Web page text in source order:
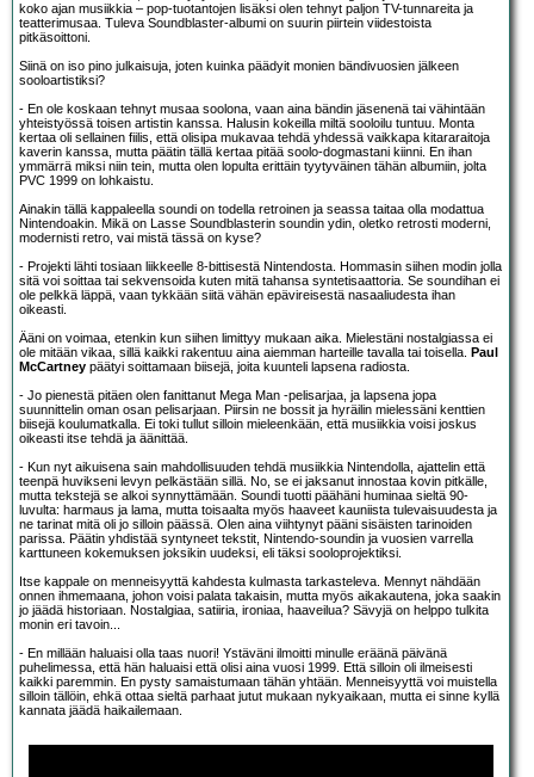
koko ajan musiikkia – pop-tuotantojen lisäksi olen tehnyt paljon TV-tunnareita ja
teatterimusaa. Tuleva Soundblaster-albumi on suurin piirtein viidestoista
pitkäsoittoni.
Siinä on iso pino julkaisuja, joten kuinka päädyit monien bändivuosien jälkeen
sooloartistiksi?
- En ole koskaan tehnyt musaa soolona, vaan aina bändin jäsenenä tai vähintään
yhteistyössä toisen artistin kanssa. Halusin kokeilla miltä sooloilu tuntuu. Monta
kertaa oli sellainen fiilis, että olisipa mukavaa tehdä yhdessä vaikkapa kitararaitoja
kaverin kanssa, mutta päätin tällä kertaa pitää soolo-dogmastani kiinni. En ihan
ymmärrä miksi niin tein, mutta olen lopulta erittäin tyytyväinen tähän albumiin, jolta
PVC 1999 on lohkaistu.
Ainakin tällä kappaleella soundi on todella retroinen ja seassa taitaa olla modattua
Nintendoakin. Mikä on Lasse Soundblasterin soundin ydin, oletko retrosti moderni,
modernisti retro, vai mistä tässä on kyse?
- Projekti lähti tosiaan liikkeelle 8-bittisestä Nintendosta. Hommasin siihen modin jolla
sitä voi soittaa tai sekvensoida kuten mitä tahansa syntetisaattoria. Se soundihan ei
ole pelkkä läppä, vaan tykkään siitä vähän epävireisestä nasaaliudesta ihan
oikeasti.
Ääni on voimaa, etenkin kun siihen limittyy mukaan aika. Mielestäni nostalgiassa ei
ole mitään vikaa, sillä kaikki rakentuu aina aiemman harteille tavalla tai toisella. Paul
McCartney päätyi soittamaan biisejä, joita kuunteli lapsena radiosta.
- Jo pienestä pitäen olen fanittanut Mega Man -pelisarjaa, ja lapsena jopa
suunnittelin oman osan pelisarjaan. Piirsin ne bossit ja hyräilin mielessäni kenttien
biisejä koulumatkalla. Ei toki tullut silloin mieleenkään, että musiikkia voisi joskus
oikeasti itse tehdä ja äänittää.
- Kun nyt aikuisena sain mahdollisuuden tehdä musiikkia Nintendolla, ajattelin että
teenpä huvikseni levyn pelkästään sillä. No, se ei jaksanut innostaa kovin pitkälle,
mutta tekstejä se alkoi synnyttämään. Soundi tuotti päähäni huminaa sieltä 90-
luvulta: harmaus ja lama, mutta toisaalta myös haaveet kauniista tulevaisuudesta ja
ne tarinat mitä oli jo silloin päässä. Olen aina viihtynyt pääni sisäisten tarinoiden
parissa. Päätin yhdistää syntyneet tekstit, Nintendo-soundin ja vuosien varrella
karttuneen kokemuksen joksikin uudeksi, eli täksi sooloprojektiksi.
Itse kappale on menneisyyttä kahdesta kulmasta tarkasteleva. Mennyt nähdään
onnen ihmemaana, johon voisi palata takaisin, mutta myös aikakautena, joka saakin
jo jäädä historiaan. Nostalgiaa, satiiria, ironiaa, haaveilua? Sävyjä on helppo tulkita
monin eri tavoin...
- En millään haluaisi olla taas nuori! Ystäväni ilmoitti minulle eräänä päivänä
puhelimessa, että hän haluaisi että olisi aina vuosi 1999. Että silloin oli ilmeisesti
kaikki paremmin. En pysty samaistumaan tähän yhtään. Menneisyyttä voi muistella
silloin tällöin, ehkä ottaa sieltä parhaat jutut mukaan nykyaikaan, mutta ei sinne kyllä
kannata jäädä haikailemaan.